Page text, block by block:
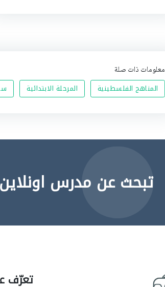
معلومات ذات صلة
المناهج الفلسطينية المرحلة الابتدائية
تبحث عن مدرس
تعرّف